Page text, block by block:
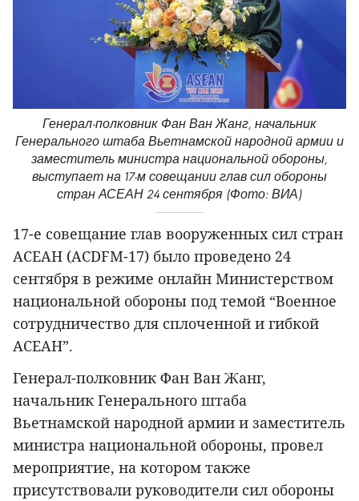
Генерал-полковник Фан Ван Жанг, начальник
Генерального штаба Вьетнамской народной армии и
заместитель министра национальной обороны,
выступает на 17-м совещании глав сил обороны
стран АСЕАН 24 сентября (Фото: ВИА)
17-е совещание глав вооруженных сил стран
АСЕАН (ACDFM-17) было проведено 24
сентября в режиме онлайн Министерством
национальной обороны под темой “Военное
сотрудничество для сплоченной и гибкой
АСЕАН”.
Генерал-полковник Фан Ван Жанг,
начальник Генерального штаба
Вьетнамской народной армии и заместитель
министра национальной обороны, провел
мероприятие, на котором также
присутствовали руководители сил обороны